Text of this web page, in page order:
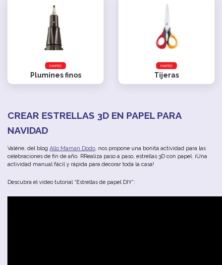
MAPED
Plumines finos
MAPED
Tijeras
CREAR ESTRELLAS 3D EN PAPEL PARA
NAVIDAD
Valérie, del blog Allo Maman Dodo, nos propone una bonita actividad para las
celebraciones de fin de año. RRealiza paso a paso, estrellas 3D con papel. ¡Una
actividad manual fácil y rápida para decorar toda la casa!
Descubra el video tutorial “Estrellas de papel DIY”: